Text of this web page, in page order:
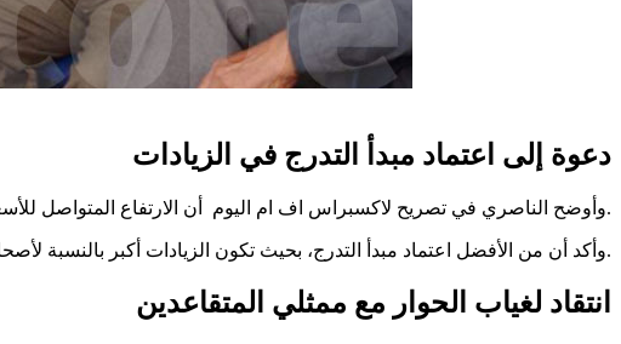
دعوة إلى اعتماد مبدأ التدرج في الزيادات
وأوضح الناصري في تصريح لاكسبراس اف ام اليوم أن الارتفاع المتواصل للأسعار أثّر بشكل مباشر على القدرة الشرائية للمتقاعدين، مشيرا إلى أن اعتماد زيادة موحدة لا يراعي الفوارق بين الجرايات.
وأكد أن من الأفضل اعتماد مبدأ التدرج، بحيث تكون الزيادات أكبر بالنسبة لأصحاب الجرايات الضعيفة، بما يساهم في تقليص الفوارق وتحسين أوضاع الفئات الأكثر هشاشة.
انتقاد لغياب الحوار مع ممثلي المتقاعدين